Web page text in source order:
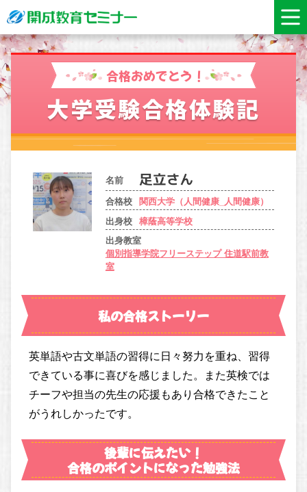
合格おめでとう！
大学受験合格体験記
名前
合格校
関西大学（人間健康_人間健康）
出身校
樟蔭高等学校
出身教室
個別指導学院フリーステップ 住道駅前教
室
私の合格ストーリー
英単語や古文単語の習得に日々努力を重ね、習得
できている事に喜びを感じました。また英検では
チーフや担当の先生の応援もあり合格できたこと
がうれしかったです。
後輩に伝えたい！
合格のポイントになった勉強法